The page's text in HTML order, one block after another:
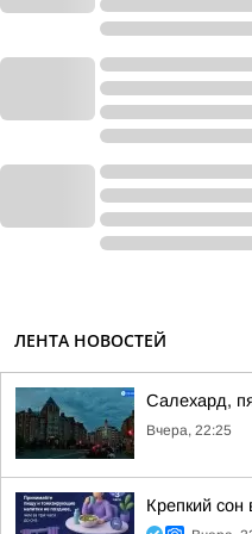
ЛЕНТА НОВОСТЕЙ
Салехард,
Вчера, 22:25
Крепкий